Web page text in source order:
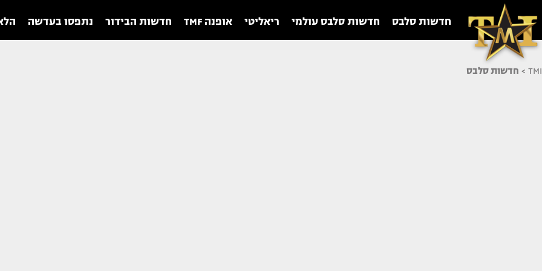
חדשות סלבס חדשות סלבס עולמי ריאליטי אופנה TMF חדשות הבידור נתפסו בעדשה
TMI
> חדשות סלבס